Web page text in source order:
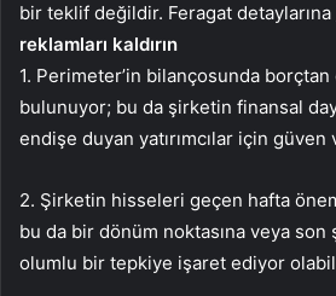
bir teklif değildir. Feragat detaylarına
reklamları kaldırın
1. Perimeter’in bilançosunda
bulunuyor; bu da şirketin finansal
endişe duyan yatırımcılar için
2. Şirketin hisseleri geçen hafta
bu da bir dönüm noktasına veya
olumlu bir tepkiye işaret ediyor